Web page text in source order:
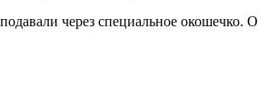
через специальное окошечко.